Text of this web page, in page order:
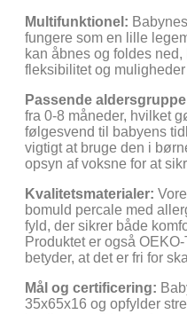
Multifunktionel:
fungere som en lille
kan åbnes og foldes
fleksibilitet og
Passende
fra 0-8 måneder, hvilket
følgesvend til babyens
vigtigt at bruge den i
opsyn af voksne for at
Kvalitetsmaterialer:
bomuld percale med
fyld, der sikrer både
Produktet er også
betyder, at det er fri for
Mål og certificering:
35x65x16 og opfylder